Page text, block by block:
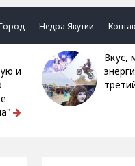
Недра Якутии
и
Вкус, музыка и